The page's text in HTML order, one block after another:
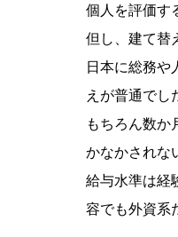
個人を評価す
但し、建て替
日本に総務や
えが普通でし
もちろん数か
かなかされな
給与水準は経
容でも外資系